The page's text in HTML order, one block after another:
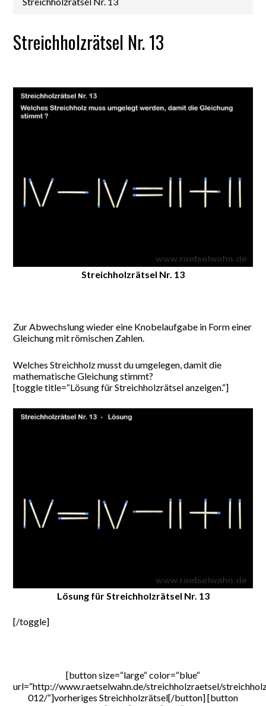
Streichholzrätsel Nr. 13
Streichholzrätsel Nr. 13
Zur Abwechslung wieder eine Knobelaufgabe in Form einer
Gleichung mit römischen Zahlen.
Welches Streichholz musst du umgelegen, damit die
mathematische Gleichung stimmt?
[toggle title=“Lösung für Streichholzrätsel anzeigen.“]
Lösung für Streichholzrätsel Nr. 13
[/toggle]
[button size=“large“ color=“blue“
url=“http://www.raetselwahn.de/streichholzraetsel/
012/“]vorheriges Streichholzrätsel[/button] [button